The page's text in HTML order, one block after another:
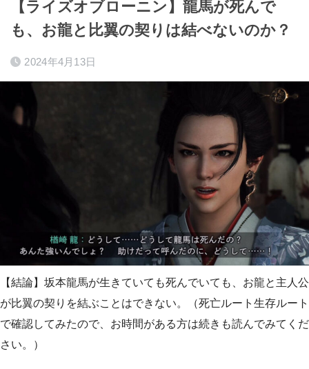
【ライズオブローニン】龍馬が死んで
も、お龍と比翼の契りは結べないのか？
2024年4月13日
【結論】坂本龍馬が生きていても死んでいても、お龍と主人公
が比翼の契りを結ぶことはできない。（死亡ルート生存ルート
で確認してみたので、お時間がある方は続きも読んでみてくだ
さい。）